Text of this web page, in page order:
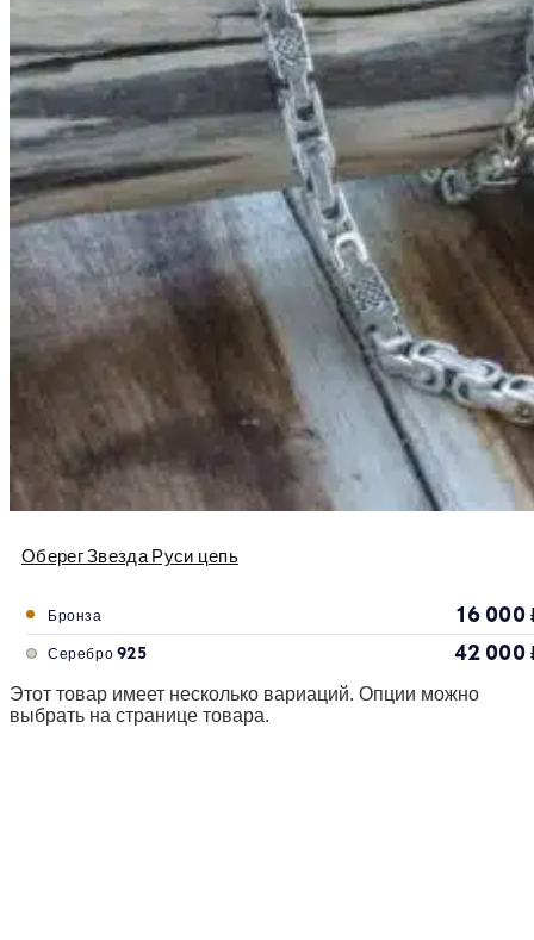
Оберег Звезда Руси цепь
Бронза 16 000
Серебро 925 42 000
Этот товар имеет несколько вариаций. Опции можно
выбрать на странице товара.